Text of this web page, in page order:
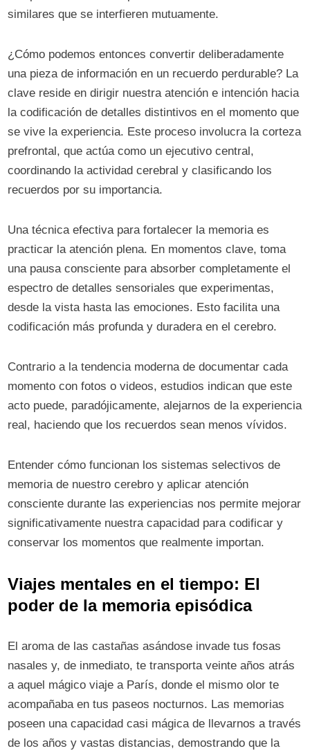
similares que se interfieren mutuamente.
¿Cómo podemos entonces convertir deliberadamente
una pieza de información en un recuerdo perdurable? La
clave reside en dirigir nuestra atención e intención hacia
la codificación de detalles distintivos en el momento que
se vive la experiencia. Este proceso involucra la corteza
prefrontal, que actúa como un ejecutivo central,
coordinando la actividad cerebral y clasificando los
recuerdos por su importancia.
Una técnica efectiva para fortalecer la memoria es
practicar la atención plena. En momentos clave, toma
una pausa consciente para absorber completamente el
espectro de detalles sensoriales que experimentas,
desde la vista hasta las emociones. Esto facilita una
codificación más profunda y duradera en el cerebro.
Contrario a la tendencia moderna de documentar cada
momento con fotos o videos, estudios indican que este
acto puede, paradójicamente, alejarnos de la experiencia
real, haciendo que los recuerdos sean menos vívidos.
Entender cómo funcionan los sistemas selectivos de
memoria de nuestro cerebro y aplicar atención
consciente durante las experiencias nos permite mejorar
significativamente nuestra capacidad para codificar y
conservar los momentos que realmente importan.
Viajes mentales en el tiempo: El
poder de la memoria episódica
El aroma de las castañas asándose invade tus fosas
nasales y, de inmediato, te transporta veinte años atrás
a aquel mágico viaje a París, donde el mismo olor te
acompañaba en tus paseos nocturnos. Las memorias
poseen una capacidad casi mágica de llevarnos a través
de los años y vastas distancias, demostrando que la